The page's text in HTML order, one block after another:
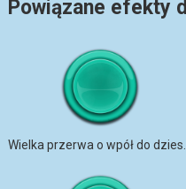
Powiązane efekty